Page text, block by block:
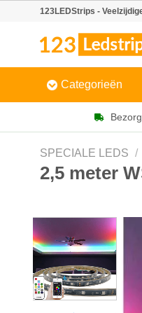
123LEDStrips -
Categorieën
SPECIALE LEDS /
2,5 meter